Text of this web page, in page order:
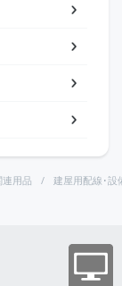
用品 建屋用配線･設